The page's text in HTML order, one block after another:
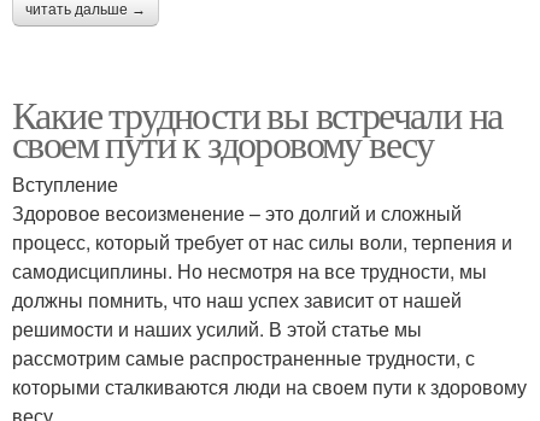
читать дальше →
Какие трудности вы встречали на
своем пути к здоровому весу
Вступление
Здоровое весоизменение – это долгий и сложный
процесс, который требует от нас силы воли, терпения и
самодисциплины. Но несмотря на все трудности, мы
должны помнить, что наш успех зависит от нашей
решимости и наших усилий. В этой статье мы
рассмотрим самые распространенные трудности, с
которыми сталкиваются люди на своем пути к здоровому